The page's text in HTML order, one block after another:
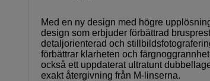
Med en ny design med högre
design som erbjuder förbättrad
detaljorienterad och
förbättrar klarheten och
också ett uppdaterat ultratunt
exakt återgivning från M-linserna.